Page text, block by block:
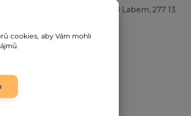
Kostelec nad Labem, 277 13
cookies, aby Vám mohli